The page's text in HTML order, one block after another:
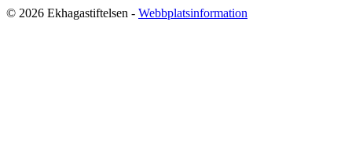
© 2026 Ekhagastiftelsen - Webbplatsinformation